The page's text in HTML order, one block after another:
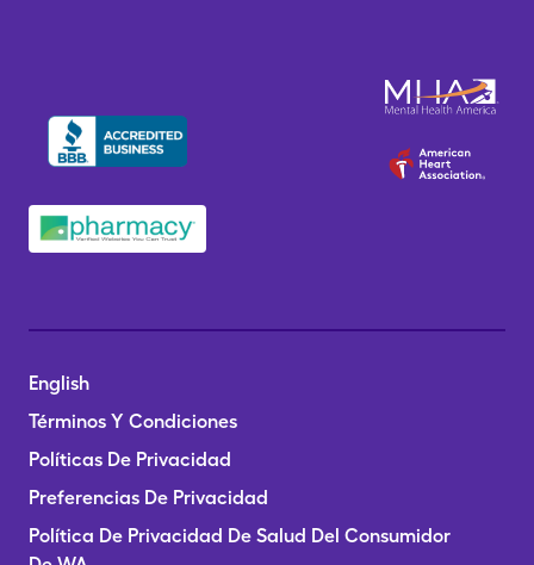
English
Términos Y Condiciones
Políticas De Privacidad
Preferencias De Privacidad
Política De Privacidad De Salud Del Consumidor